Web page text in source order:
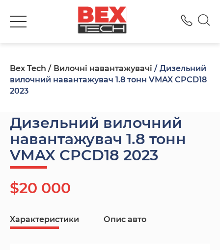
Bex Tech Вилочні навантажувачі
Дизельний
вилочний навантажувач 1.8 тонн VMAX CPCD18
2023
Дизельний вилочний
навантажувач 1.8 тонн
VMAX CPCD18 2023
$20 000
Характеристики Опис авто